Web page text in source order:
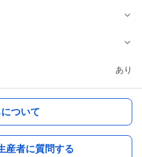
あり
ついて
産者に質問する